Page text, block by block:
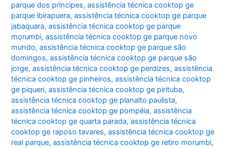
parque dos principes,assistência técnica cooktop ge
parque ibirapuera,assistência técnica cooktop ge parque
jabaquara,assistência técnica cooktop ge parque
morumbi,assistência técnica cooktop ge parque novo
mundo,assistência técnica cooktop ge parque são
domingos,assistência técnica cooktop ge parque são
jorge,assistência técnica cooktop ge perdizes,assistência
técnica cooktop ge pinheiros,assistência técnica cooktop
ge piqueri,assistência técnica cooktop ge pirituba,
assistência técnica cooktop ge planalto paulista,
assistência técnica cooktop ge pompéia,assistência
técnica cooktop ge quarta parada,assistência técnica
cooktop ge raposo tavares,assistência técnica cooktop ge
real parque,assistência técnica cooktop ge retiro morumbi,